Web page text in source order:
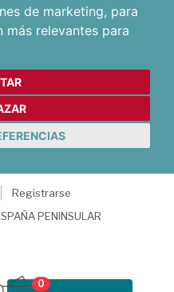
de marketing, para
más relevantes para
Registrarse
PENINSULAR
0